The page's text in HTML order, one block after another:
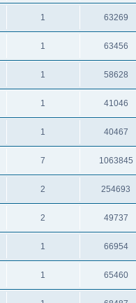
1 63269
1 63456
1 58628
1 41046
1 40467
7 1063845
2 254693
2 49737
1 66954
1 65460